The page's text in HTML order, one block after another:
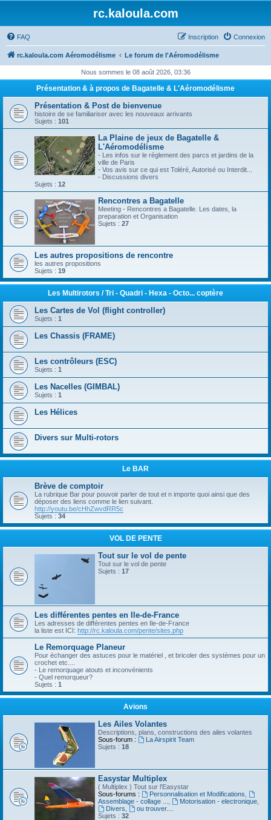
rc.kaloula.com
FAQ Connexion
Inscription
rc.kaloula.com Aéromodélisme Le forum de l'Aéromodélisme
Nous sommes le 08 août 2026, 03:36
Présentation & à propos de Bagatelle & L'Aéromodélisme
Présentation & Post de bienvenue
histoire de se familiariser avec les nouveaux arrivants
Sujets : 101
La Plaine de jeux de Bagatelle &
L'Aéromodélisme
- Les infos sur le règlement des parcs et jardins de la
ville de Paris
- Vos avis sur ce qui est Toléré, Autorisé ou Interdit...
- Discussions divers
Sujets : 12
Rencontres a Bagatelle
Meeting - Rencontres a Bagatelle. Les dates, la
preparation et Organisation
Sujets : 27
Les autres propositions de rencontre
les autres propositions
Sujets : 19
Les Multirotors / Tri - Quadri - Hexa - Octo... coptère
Les Cartes de Vol (flight controller)
Sujets : 1
Les Chassis (FRAME)
Les contrôleurs (ESC)
Sujets : 1
Les Nacelles (GIMBAL)
Sujets : 1
Les Hélices
Divers sur Multi-rotors
Le BAR
Brève de comptoir
La rubrique Bar pour pouvoir parler de tout et n importe quoi ainsi que des
déposer des liens comme le lien suivant.
http://youtu.be/cHhZwvdRR5c
Sujets : 34
VOL DE PENTE
Tout sur le vol de pente
Tout sur le vol de pente
Sujets : 17
Les différentes pentes en Ile-de-France
Les adresses de différentes pentes en Ile-de-France
la liste est ICI: http://rc.kaloula.com/pente/sites.php
Le Remorquage Planeur
Pour échanger des astuces pour le matériel , et bricoler des systèmes pour un
crochet etc....
- Le remorquage atouts et inconvénients
- Quel remorqueur?
Sujets : 1
Avions
Les Ailes Volantes
Descriptions, plans, constructions des ailes volantes
Sous-forum :
La Airspirit Team
Sujets : 18
Easystar Multiplex
( Multiplex ) Tout sur l'Easystar
Sous-forums :
Personnalisation et Modifications
Assemblage - collage ...
Motorisation - electronique,
Divers
ou trouver....
Sujets : 32